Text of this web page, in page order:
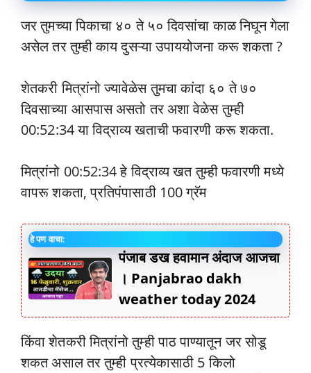
जर तुमच्या पिकाचा ४० ते ५० दिवसांचा काळ निघून गेला
असेल तर तुम्ही काय दुसऱ्या उपाययोजना करू शकता ?
शेतकरी मित्रांनो ज्यावेळेस तुमचा कांदा ६० ते ७०
दिवसाच्या आसपास असतो तर अशा वेळेस तुम्ही
00:52:34 या विद्राव्य खताची फवारणी करू शकता.
मित्रांनो 00:52:34 हे विद्राव्य खत तुम्ही फवारणी मध्ये
वापरू शकता, प्रतिपंपासाठी 100 ग्रॅम
हे पण वाचा:
पंजाब डख हवामान अंदाज आजचा
। Panjabrao dakh
weather today 2024
किंवा शेतकरी मित्रांनो तुम्ही पाठ पाण्यातून जर सोडू
शकत असाल तर तुम्ही प्रत्येकासाठी 5 किलो